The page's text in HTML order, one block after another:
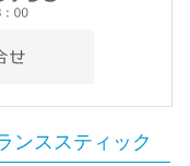
ンススティック